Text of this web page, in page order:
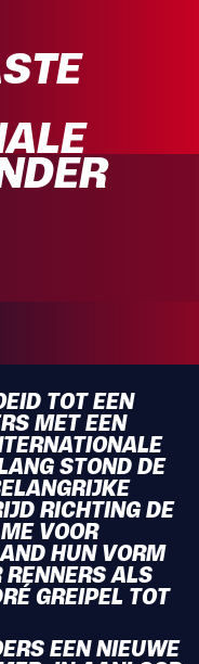
TOT EEN
MET EEN
STOND DE
RICHTING DE
VOOR
HUN VORM
ALS
GREIPEL TOT
EEN NIEUWE